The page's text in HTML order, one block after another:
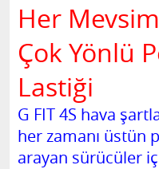
Her
Çok Yönlü
Lastiği
G FIT 4S hava
her zamanı üstün
arayan sürücüler